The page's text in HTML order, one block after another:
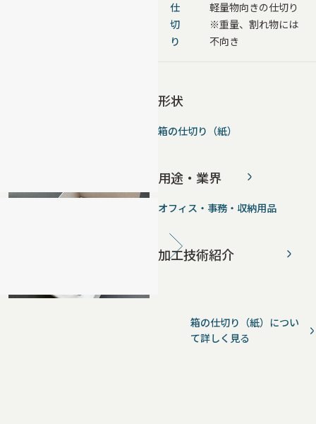
仕
切
り
軽量物向きの仕切り
※重量、割れ物には
不向き
形状
箱の仕切り（紙）
用途・業界
オフィス・事務・収納用品
加工技術紹介
箱の仕切り（紙）につい
て詳しく見る